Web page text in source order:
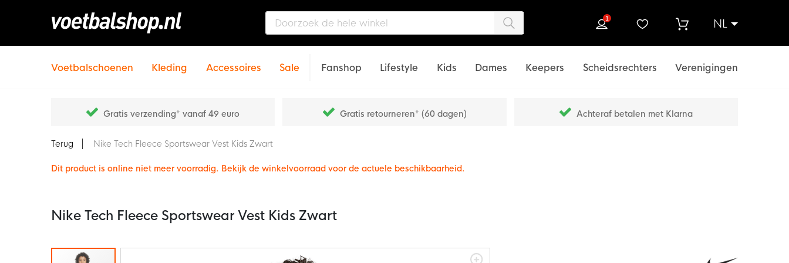
NL
1
Voetbalschoenen Kleding Accessoires Sale Fanshop Lifestyle Kids Dames Keepers Scheidsrechters Verenigingen
Gratis verzending* vanaf 49 euro Gratis retourneren* (60 dagen) Achteraf betalen met Klarna
Terug Nike Tech Fleece Sportswear Vest Kids Zwart
Dit product is online niet meer voorradig. Bekijk de winkelvoorraad voor de actuele beschikbaarheid.
Nike Tech Fleece Sportswear Vest Kids Zwart
Ga